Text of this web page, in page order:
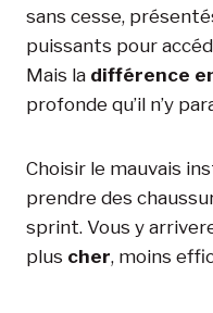
sans cesse,
puissants pour
Mais la différence
profonde qu’il n’y
Choisir le mauvais
prendre des
sprint. Vous y
plus cher, moins